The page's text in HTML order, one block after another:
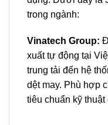
trong ngành:
Vinatech Group:
xuất tự động tại
trung tải đến hệ
dệt may. Phù hợp
tiêu chuẩn kỹ thuật